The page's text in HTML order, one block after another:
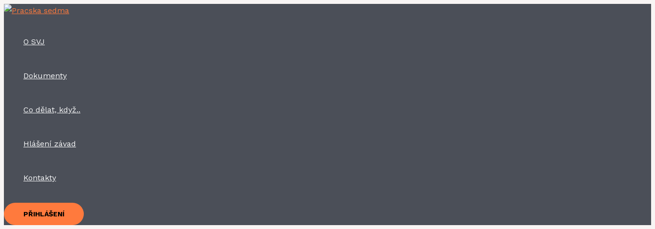
Přeskočit
O SVJ
Dokumenty
Co dělat, když..
Hlášení závad
Kontakty
PŘIHLÁŠENÍ